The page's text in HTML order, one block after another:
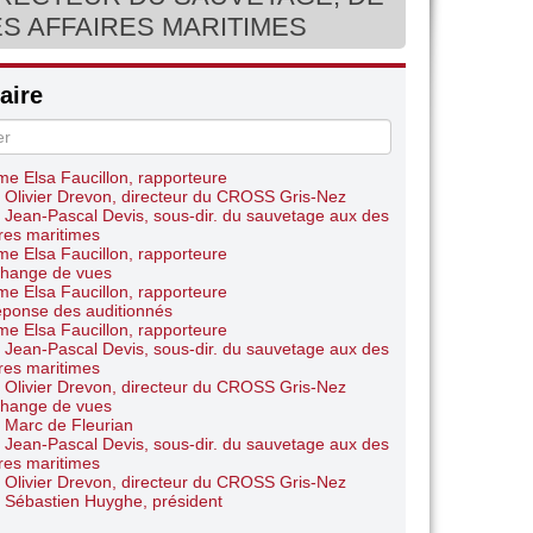
AFFAIRES MARITIMES
Olivier Drevon, directeur du CROSS Gris-Nez
Elsa Faucillon, rapporteure
Olivier Drevon, directeur du CROSS Gris-Nez
Elsa Faucillon, rapporteure
Olivier Drevon, directeur du CROSS Gris-Nez
Elsa Faucillon, rapporteure
Olivier Drevon, directeur du CROSS Gris-Nez
Jean-Pascal Devis, sous-dir. du sauvetage aux des
maritimes
Elsa Faucillon, rapporteure
Olivier Drevon, directeur du CROSS Gris-Nez
Jean-Pascal Devis, sous-dir. du sauvetage aux des
maritimes
Elsa Faucillon, rapporteure
de vues
Elsa Faucillon, rapporteure
des auditionnés
Elsa Faucillon, rapporteure
Jean-Pascal Devis, sous-dir. du sauvetage aux des
maritimes
Olivier Drevon, directeur du CROSS Gris-Nez
de vues
Marc de Fleurian
Jean-Pascal Devis, sous-dir. du sauvetage aux des
maritimes
Olivier Drevon, directeur du CROSS Gris-Nez
Sébastien Huyghe, président